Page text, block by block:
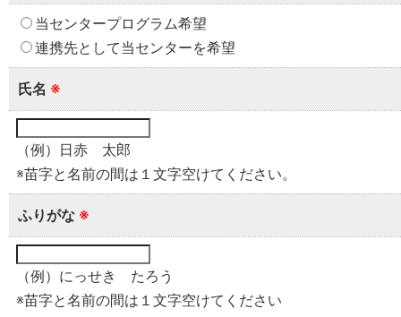
当センタープログラム希望
連携先として当センターを希望
氏名 ※
（例）日赤 太郎
※苗字と名前の間は１文字空けてください。
ふりがな ※
（例）にっせき たろう
※苗字と名前の間は１文字空けてください